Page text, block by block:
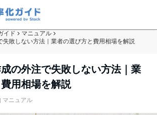
イド
マニュアル
失敗しない方法｜業者の選び方と費用相場を解説
の外注で失敗しない方法｜業
用相場を解説
マニュアル